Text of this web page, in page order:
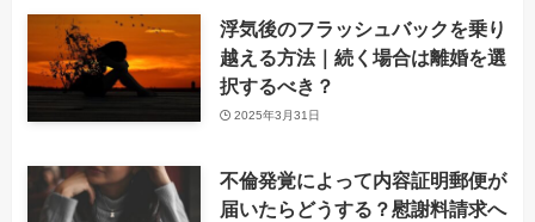
浮気後のフラッシュバックを乗り
越える方法｜続く場合は離婚を選
択するべき？
2025年3月31日
不倫発覚によって内容証明郵便が
届いたらどうする？慰謝料請求へ